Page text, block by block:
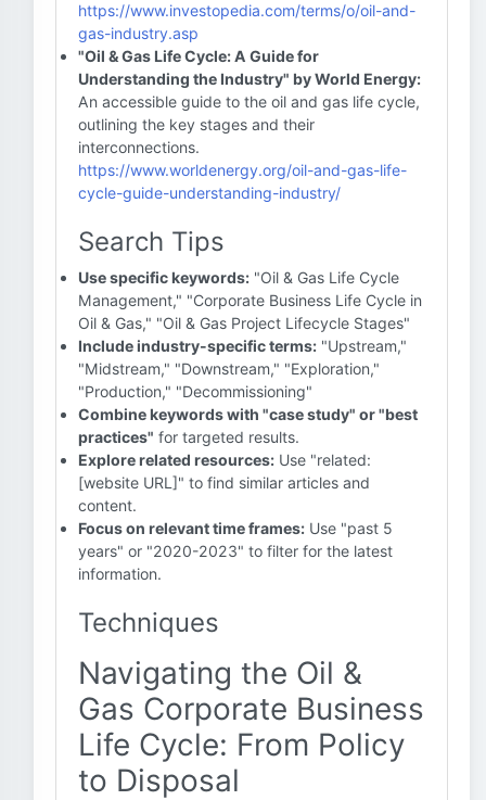
https://www.investopedia.com/terms/o/oil-and-
gas-industry.asp
"Oil & Gas Life Cycle: A Guide for
Understanding the Industry" by World Energy:
An accessible guide to the oil and gas life cycle,
outlining the key stages and their
interconnections.
https://www.worldenergy.org/oil-and-gas-life-
cycle-guide-understanding-industry/
Search Tips
Use specific keywords: "Oil & Gas Life Cycle
Management," "Corporate Business Life Cycle in
Oil & Gas," "Oil & Gas Project Lifecycle Stages"
Include industry-specific terms: "Upstream,"
"Midstream," "Downstream," "Exploration,"
"Production," "Decommissioning"
Combine keywords with "case study" or "best
practices" for targeted results.
Explore related resources: Use "related:
[website URL]" to find similar articles and
content.
Focus on relevant time frames: Use "past 5
years" or "2020-2023" to filter for the latest
information.
Techniques
Navigating the Oil &
Gas Corporate Business
Life Cycle: From Policy
to Disposal